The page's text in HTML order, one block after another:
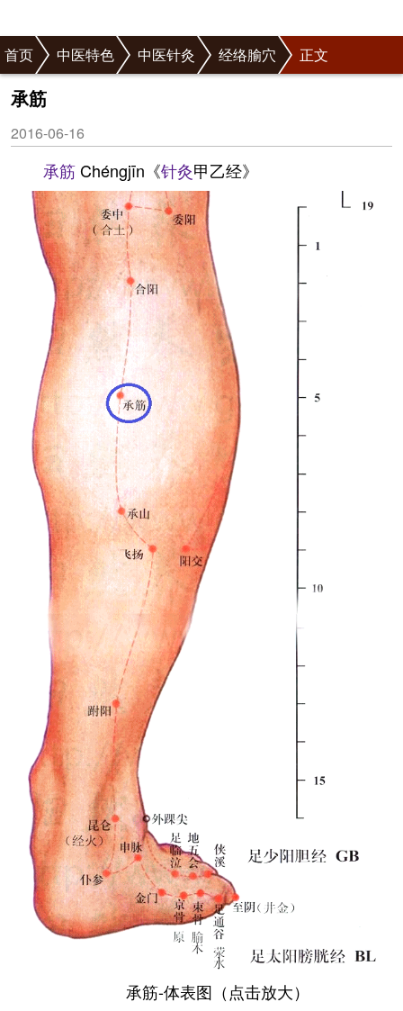
首页 中医特色 中医针灸 经络腧穴 正文
承筋
2016-06-16
承筋Chéngjīn《针灸甲乙经》
承筋-体表图（点击放大）